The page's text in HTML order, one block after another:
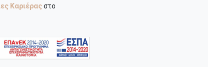
Καριέραςστο